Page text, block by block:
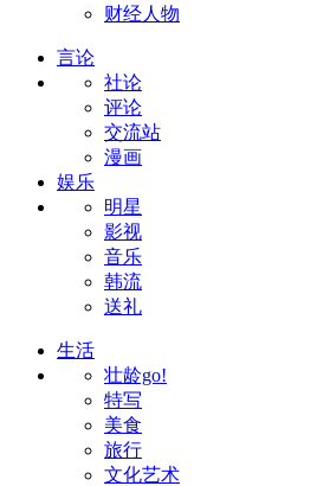
财经人物
言论
社论
评论
交流站
漫画
娱乐
明星
影视
音乐
韩流
送礼
生活
壮龄go!
特写
美食
旅行
文化艺术